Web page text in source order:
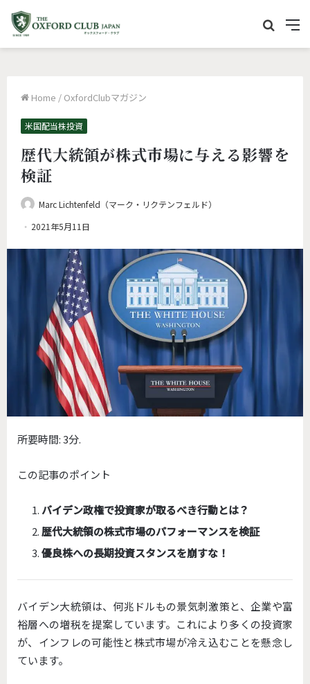
M
e
イ
索
Home / OxfordClubマガジン
米国配当株投資
歴代大統領が株式市場に与える影響を
検証
Marc Lichtenfeld（マーク・リクテンフェルド）
2021年5月11日
所要時間:3分.
この記事のポイント
バイデン政権で投資家が取るべき行動とは？
歴代大統領の株式市場のパフォーマンスを検証
優良株への長期投資スタンスを崩すな！
バイデン大統領は、何兆ドルもの景気刺激策と、企業や富
裕層への増税を提案しています。これにより多くの投資家
が、インフレの可能性と株式市場が冷え込むことを懸念し
ています。